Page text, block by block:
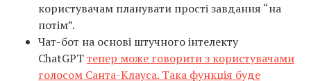
користувачам планувати прості завдання “на
потім”.
Чат-бот на основі штучного інтелекту
ChatGPTтепер може говорити з користувачами
голосом Санта-Клауса. Така функція буде